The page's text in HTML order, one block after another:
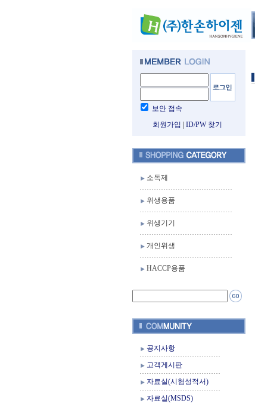
보안 접속
회원가입
ID/PW 찾기
소독제
위생용품
위생기기
개인위생
HACCP용품
공지사항
고객게시판
자료실(시험성적서)
자료실(MSDS)